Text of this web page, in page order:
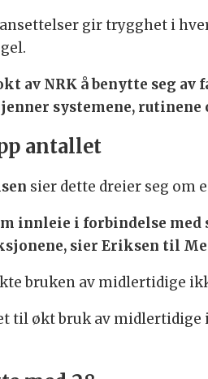
gir trygghet i
NRK å benytte seg av
systemene,
antallet
sier dette dreier seg om
innleie i forbindelse
sier Eriksen til
bruken av midlertidige
økt bruk av midlertidige